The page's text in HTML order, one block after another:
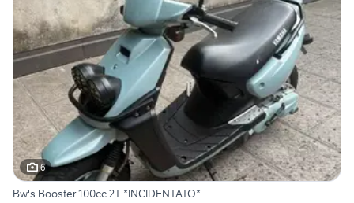
6
Bw's Booster 100cc 2T *INCIDENTATO*